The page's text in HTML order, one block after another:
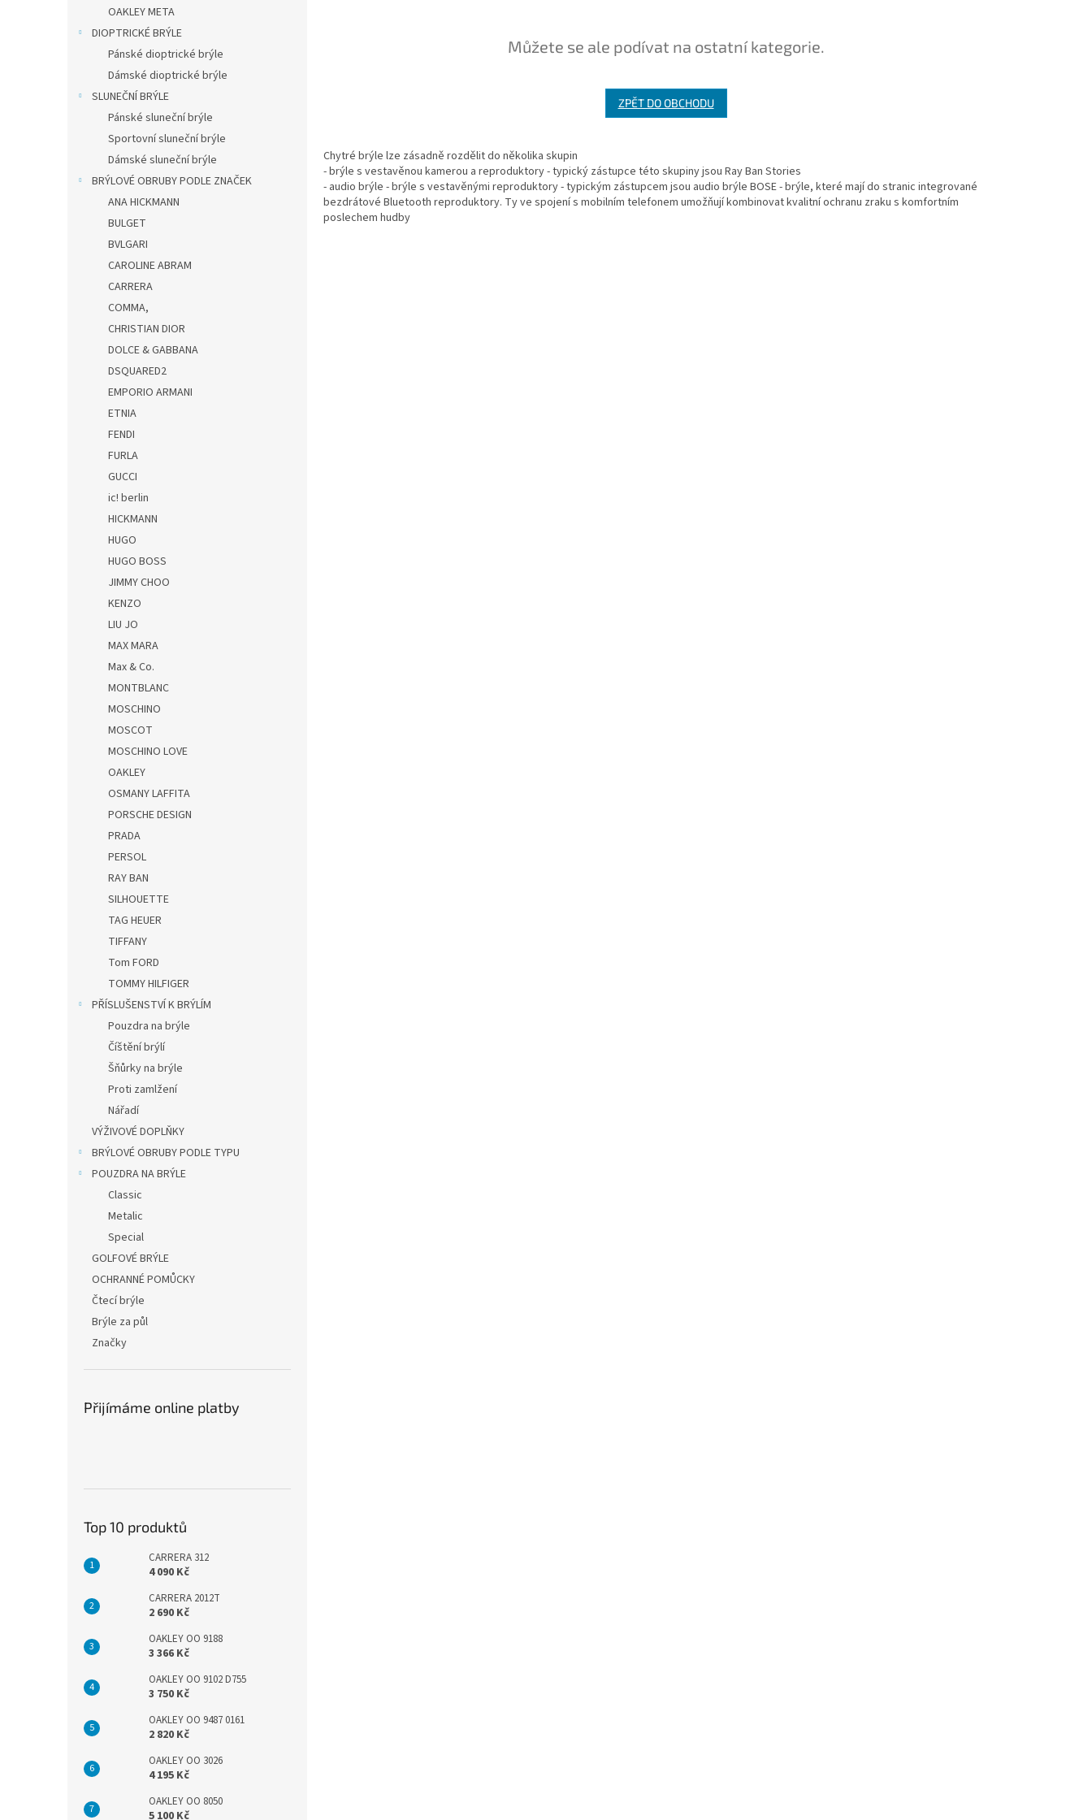
OAKLEY META
DIOPTRICKÉ BRÝLE
Pánské dioptrické brýle
Dámské dioptrické brýle
SLUNEČNÍ BRÝLE
Pánské sluneční brýle
Sportovní sluneční brýle
Dámské sluneční brýle
BRÝLOVÉ OBRUBY PODLE ZNAČEK
ANA HICKMANN
BULGET
BVLGARI
CAROLINE ABRAM
CARRERA
COMMA,
CHRISTIAN DIOR
DOLCE & GABBANA
DSQUARED2
EMPORIO ARMANI
ETNIA
FENDI
FURLA
GUCCI
ic! berlin
HICKMANN
HUGO
HUGO BOSS
JIMMY CHOO
KENZO
LIU JO
MAX MARA
Max & Co.
MONTBLANC
MOSCHINO
MOSCOT
MOSCHINO LOVE
OAKLEY
OSMANY LAFFITA
PORSCHE DESIGN
PRADA
PERSOL
RAY BAN
SILHOUETTE
TAG HEUER
TIFFANY
Tom FORD
TOMMY HILFIGER
PŘÍSLUŠENSTVÍ K BRÝLÍM
Pouzdra na brýle
Číštění brýlí
Šňůrky na brýle
Proti zamlžení
Nářadí
VÝŽIVOVÉ DOPLŇKY
BRÝLOVÉ OBRUBY PODLE TYPU
POUZDRA NA BRÝLE
Classic
Metalic
Special
GOLFOVÉ BRÝLE
OCHRANNÉ POMŮCKY
Čtecí brýle
Brýle za půl
Značky
Přijímáme online platby
Top 10 produktů
CARRERA 312
4 090 Kč
CARRERA 2012T
2 690 Kč
OAKLEY OO 9188
3 366 Kč
OAKLEY OO 9102 D755
3 750 Kč
OAKLEY OO 9487 0161
2 820 Kč
OAKLEY OO 3026
4 195 Kč
OAKLEY OO 8050
5 100 Kč
Můžete se ale podívat na ostatní kategorie.
ZPĚT DO OBCHODU
Chytré brýle lze zásadně rozdělit do několika skupin
- brýle s vestavěnou kamerou a reproduktory - typický zástupce této skupiny jsou Ray Ban Stories
- audio brýle - brýle s vestavěnými reproduktory - typickým zástupcem jsou audio brýle BOSE - brýle, které mají do stranic integrované
bezdrátové Bluetooth reproduktory. Ty ve spojení s mobilním telefonem umožňují kombinovat kvalitní ochranu zraku s komfortním
poslechem hudby